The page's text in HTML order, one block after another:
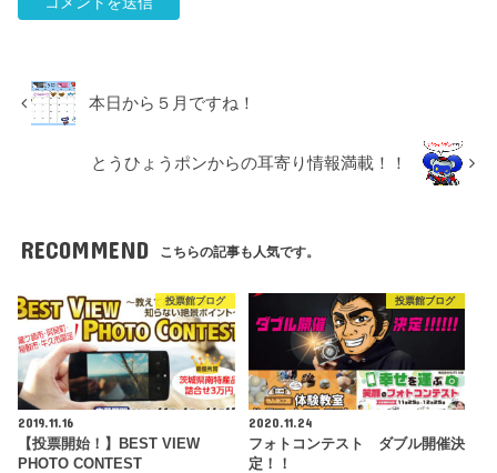
本日から５月ですね！
とうひょうポンからの耳寄り情報満載！！
RECOMMEND こちらの記事も人気です。
投票館ブログ
2019.11.16
【投票開始！】BEST VIEW
PHOTO CONTEST
投票館ブログ
2020.11.24
フォトコンテスト ダブル開催決
定！！